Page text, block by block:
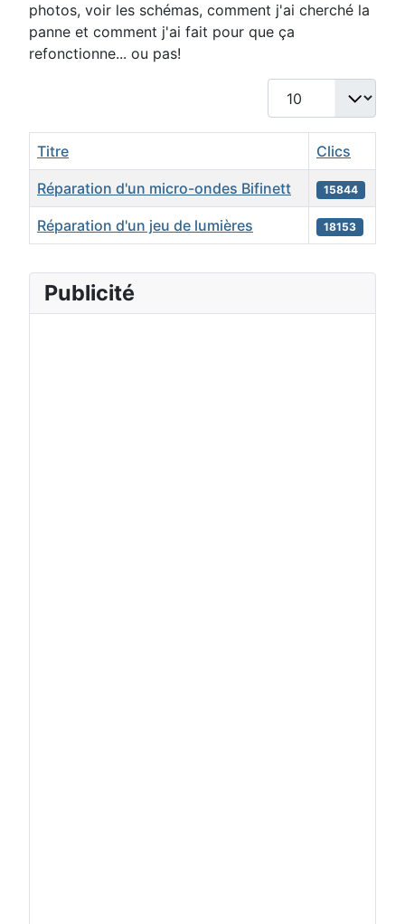
photos, voir les schémas, comment j'ai cherché la
panne et comment j'ai fait pour que ça
refonctionne... ou pas!
Afficher #
Titre Clics
Réparation d'un micro-ondes Bifinett 15844
Réparation d'un jeu de lumières 18153
Publicité